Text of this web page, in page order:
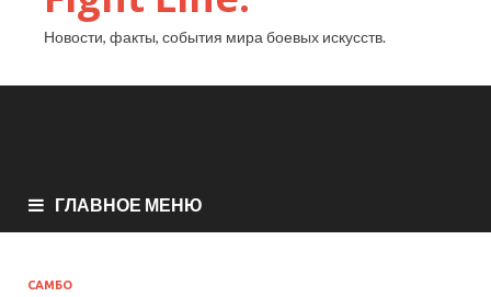
Новости, факты, события мира боевых искусств.
ГЛАВНОЕ МЕНЮ
САМБО